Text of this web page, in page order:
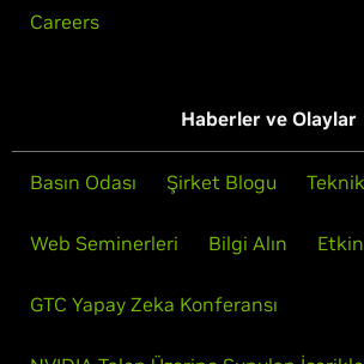
Careers
Haberler ve Olaylar
Basın Odası Şirket Blogu
Web Seminerleri Bilgi Alın
GTC Yapay Zeka Konferansı